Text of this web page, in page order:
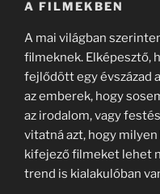
A FILMEKBEN
A mai világban
filmeknek. Elképesztő,
fejlődött egy évszázad
az emberek, hogy
az irodalom, vagy
vitatná azt, hogy
kifejező filmeket lehet
trend is kialakulóban